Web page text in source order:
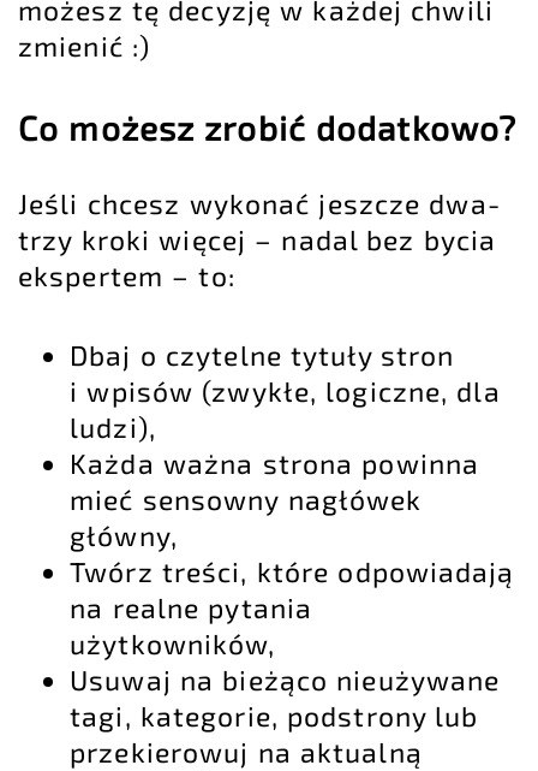
możesz tę decyzję w każdej chwili
zmienić :)
Co możesz zrobić dodatkowo?
Jeśli chcesz wykonać jeszcze dwa-
trzy kroki więcej – nadal bez bycia
ekspertem – to:
Dbaj o czytelne tytuły stron
i wpisów (zwykłe, logiczne, dla
ludzi),
Każda ważna strona powinna
mieć sensowny nagłówek
główny,
Twórz treści, które odpowiadają
na realne pytania
użytkowników,
Usuwaj na bieżąco nieużywane
tagi, kategorie, podstrony lub
przekierowuj na aktualną